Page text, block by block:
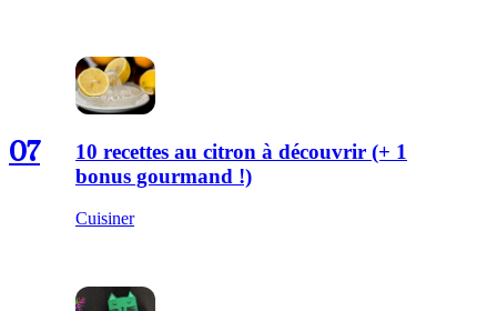
07
10 recettes au citron à découvrir (+ 1
bonus gourmand !)
Cuisiner